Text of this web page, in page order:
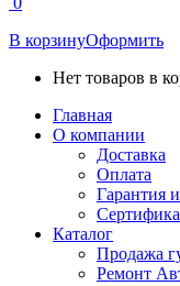
в
новом
окне
В корзинуОформить
Нет товаров в
Главная
О компании
Доставка
Оплата
Гарантия
Каталог
Продажа
Ремонт